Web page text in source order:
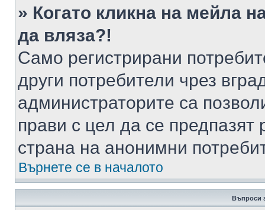
» Когато кликна на мейла
да вляза?!
Само регистрирани
други потребители чрез
администраторите са
прави с цел да се предпазят
страна на анонимни
Върнете се в началото
Въпроси